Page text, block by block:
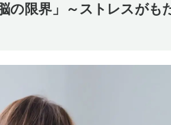
の限界」～ストレスがも